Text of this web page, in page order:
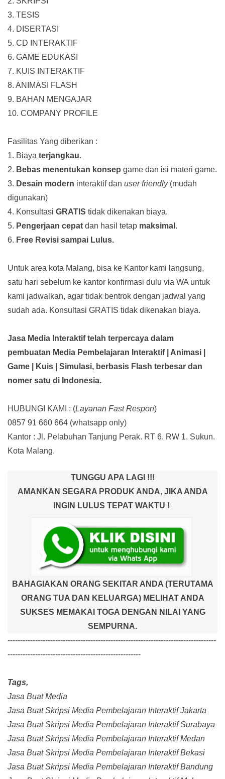
3. TESIS
4. DISERTASI
5. CD INTERAKTIF
6. GAME EDUKASI
7. KUIS INTERAKTIF
8. ANIMASI FLASH
9. BAHAN MENGAJAR
10. COMPANY PROFILE
Fasilitas Yang diberikan :
1. Biaya terjangkau.
2. Bebas menentukan konsep game dan isi materi game.
3. Desain modern interaktif dan user friendly(mudah
digunakan)
4. Konsultasi GRATIS tidak dikenakan biaya.
5. Pengerjaan cepat dan hasil tetap maksimal .
6. Free Revisi sampai Lulus.
Untuk area kota Malang, bisa ke Kantor kami langsung,
satu hari sebelum ke kantor konfirmasi dulu via WA untuk
kami jadwalkan, agar tidak bentrok dengan jadwal yang
sudah ada. Konsultasi GRATIS tidak dikenakan biaya.
Jasa Media Interaktif telah terpercaya dalam
pembuatan Media Pembelajaran Interaktif| Animasi |
Game | Kuis | Simulasi, berbasis Flash terbesar dan
nomer satu di Indonesia.
HUBUNGI KAMI : (Layanan Fast Respon)
0857 91 660 664 (whatsapp only)
Kantor : Jl. Pelabuhan Tanjung Perak. RT 6. RW 1. Sukun.
Kota Malang.
TUNGGU APA LAGI !!!
AMANKAN SEGARA PRODUK ANDA, JIKA ANDA
INGIN LULUS TEPAT WAKTU !
BAHAGIAKAN ORANG SEKITAR ANDA (TERUTAMA
ORANG TUA DAN KELUARGA) MELIHAT ANDA
SUKSES MEMAKAI TOGA DENGAN NILAI YANG
SEMPURNA.
-----------------------------------------------------------------------------------
-----------------------------------------------------
Tags,
Jasa Buat Media
Jasa Buat Skripsi Media Pembelajaran Interaktif Jakarta
Jasa Buat Skripsi Media Pembelajaran Interaktif Surabaya
Jasa Buat Skripsi Media Pembelajaran Interaktif Medan
Jasa Buat Skripsi Media Pembelajaran Interaktif Bekasi
Jasa Buat Skripsi Media Pembelajaran Interaktif Bandung